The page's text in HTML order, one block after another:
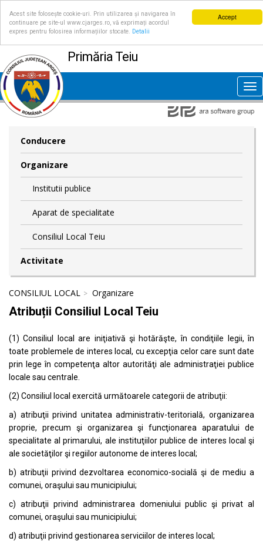
Accept
Acest site folosește cookie-uri. Prin utilizarea și navigarea în
continuare pe site-ul www.cjarges.ro, vă exprimați acordul
expres pentru folosirea informațiilor stocate.
Detalii
Primăria Teiu
Conducere
Organizare
Institutii publice
Aparat de specialitate
Consiliul Local Teiu
Activitate
CONSILIUL LOCAL Organizare
Atribuții Consiliul Local Teiu
(1) Consiliul local are iniţiativă şi hotărăşte, în condiţiile legii, în
toate problemele de interes local, cu excepţia celor care sunt date
prin lege în competenţa altor autorităţi ale administraţiei publice
locale sau centrale.
(2) Consiliul local exercită următoarele categorii de atribuţii:
a) atribuţii privind unitatea administrativ-teritorială, organizarea
proprie, precum şi organizarea şi funcţionarea aparatului de
specialitate al primarului, ale instituţiilor publice de interes local şi
ale societăţilor şi regiilor autonome de interes local;
b) atribuţii privind dezvoltarea economico-socială şi de mediu a
comunei, oraşului sau municipiului;
c) atribuţii privind administrarea domeniului public şi privat al
comunei, oraşului sau municipiului;
d) atribuţii privind gestionarea serviciilor de interes local;